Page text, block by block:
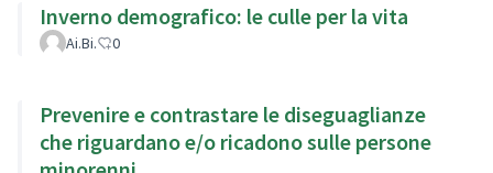
Inverno demografico: le culle per la vita
Ai.Bi. 0
Prevenire e contrastare le diseguaglianze
che riguardano e/o ricadono sulle persone